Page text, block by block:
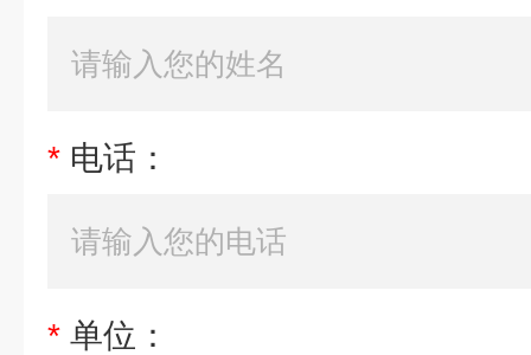
* 电话：
* 单位：